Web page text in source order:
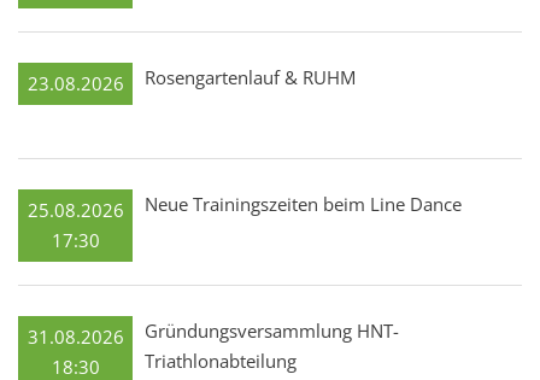
23.08.2026 Rosengartenlauf & RUHM
25.08.2026
17:30
Neue Trainingszeiten beim Line Dance
31.08.2026
18:30
Gründungsversammlung HNT-
Triathlonabteilung